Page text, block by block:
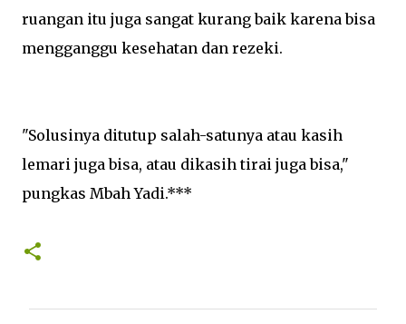
ruangan itu juga sangat kurang baik karena bisa
mengganggu kesehatan dan rezeki.
"Solusinya ditutup salah-satunya atau kasih
lemari juga bisa, atau dikasih tirai juga bisa,"
pungkas Mbah Yadi.***